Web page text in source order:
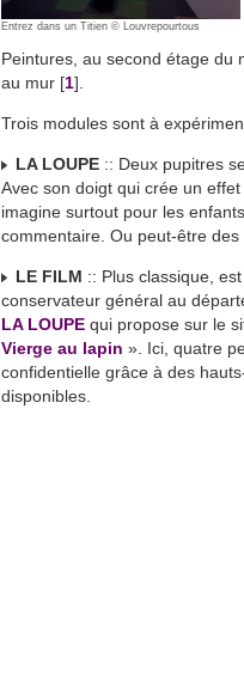
Entrez dans un Titien © Louvrepourtous
Peintures, au second étage du
au mur [1].
Trois modules sont à
LA LOUPE :: Deux pupitres
Avec son doigt qui crée un
imagine surtout pour les
commentaire. Ou peut-être
LE FILM :: Plus classique,
conservateur général au
LA LOUPE qui propose sur le
Vierge au lapin ». Ici, quatre
confidentielle grâce à des
disponibles.